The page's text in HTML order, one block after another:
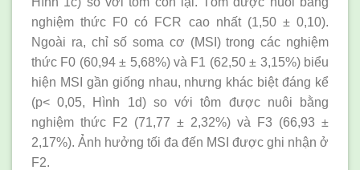
nghiệm thức F0 có FCR cao nhất (1,50 ± 0,10).
Ngoài ra, chỉ số soma cơ (MSI) trong các nghiệm
thức F0 (60,94 ± 5,68%) và F1 (62,50 ± 3,15%) biểu
hiện MSI gần giống nhau, nhưng khác biệt đáng kể
(p< 0,05, Hình 1d) so với tôm được nuôi bằng
nghiệm thức F2 (71,77 ± 2,32%) và F3 (66,93 ±
2,17%). Ảnh hưởng tối đa đến MSI được ghi nhận ở
F2.